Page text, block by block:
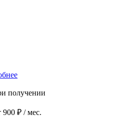
получении
900 ₽ / мес.